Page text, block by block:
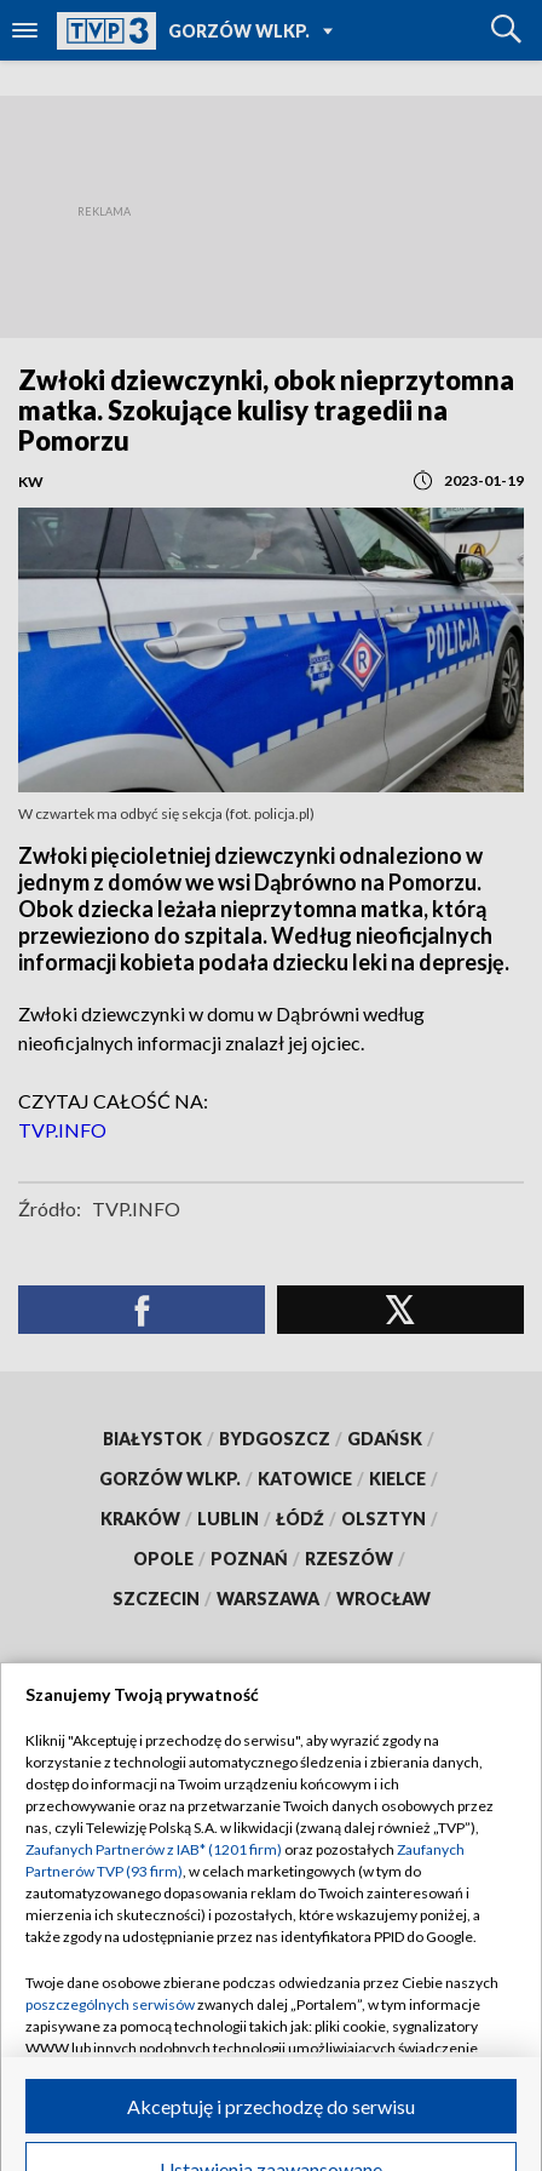
GORZÓW WLKP.
TVP REGIONY
Zwłoki dziewczynki, obok nieprzytomna
matka. Szokujące kulisy tragedii na
Pomorzu
KW 2023-01-19
W czwartek ma odbyć się sekcja (fot. policja.pl)
Zwłoki pięcioletniej dziewczynki odnaleziono w
jednym z domów we wsi Dąbrówno na Pomorzu.
Obok dziecka leżała nieprzytomna matka, którą
przewieziono do szpitala. Według nieoficjalnych
informacji kobieta podała dziecku leki na depresję.
Zwłoki dziewczynki w domu w Dąbrówni według
nieoficjalnych informacji znalazł jej ojciec.
CZYTAJ CAŁOŚĆ NA:
TVP.INFO
Źródło: TVP.INFO
BIAŁYSTOK / BYDGOSZCZ / GDAŃSK /
GORZÓW WLKP. / KATOWICE / KIELCE /
KRAKÓW / LUBLIN / ŁÓDŹ / OLSZTYN /
OPOLE / POZNAŃ / RZESZÓW /
SZCZECIN / WARSZAWA / WROCŁAW
TVP
Abonament TVP
Emisja w TVP
Centrum informacji TVP
Naziemna Telewizja Cyfrowa
Rada Programowa
System NOS
Informacje o nadawcy
Program dla prasy
Regulamin TVP
Polityka prywatności
Moje zgody
Pomoc
Kontakt
Kanały
©2026 Telewizja Polska S.A. w likwidacji
Szanujemy Twoją prywatność
Kliknij "Akceptuję i przechodzę do serwisu", aby wyrazić zgody na
korzystanie z technologii automatycznego śledzenia i zbierania danych,
dostęp do informacji na Twoim urządzeniu końcowym i ich
przechowywanie oraz na przetwarzanie Twoich danych osobowych przez
nas, czyli Telewizję Polską S.A. w likwidacji (zwaną dalej również „TVP”),
Zaufanych Partnerów z IAB* (1201 firm) oraz pozostałych Zaufanych
Partnerów TVP (93 firm), w celach marketingowych (w tym do
zautomatyzowanego dopasowania reklam do Twoich zainteresowań i
mierzenia ich skuteczności) i pozostałych, które wskazujemy poniżej, a
także zgody na udostępnianie przez nas identyfikatora PPID do Google.
Twoje dane osobowe zbierane podczas odwiedzania przez Ciebie naszych
poszczególnych serwisówzwanych dalej „Portalem”, w tym informacje
zapisywane za pomocą technologii takich jak: pliki cookie, sygnalizatory
WWW lub innych podobnych technologii umożliwiających świadczenie
ruchu w Internecie.
Twoje dane osobowe zbierane podczas odwiedzania przez Ciebie
Akceptuję i przechodzę do serwisu